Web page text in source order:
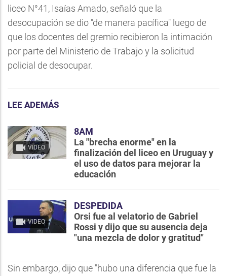
liceo N°41, Isaías Amado, señaló que la
desocupación se dio "de manera pacífica" luego de
que los docentes del gremio recibieron la intimación
por parte del Ministerio de Trabajo y la solicitud
policial de desocupar.
LEE ADEMÁS
VIDEO
8AM
La "brecha enorme" en la
finalización del liceo en Uruguay y
el uso de datos para mejorar la
educación
VIDEO
DESPEDIDA
Orsi fue al velatorio de Gabriel
Rossi y dijo que su ausencia deja
"una mezcla de dolor y gratitud"
Sin embargo, dijo que "hubo una diferencia que fue la